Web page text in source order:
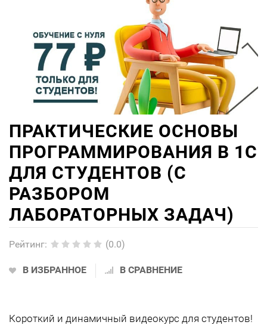
ПРАКТИЧЕСКИЕ ОСНОВЫ
ПРОГРАММИРОВАНИЯ В 1С
ДЛЯ СТУДЕНТОВ (С
РАЗБОРОМ
ЛАБОРАТОРНЫХ ЗАДАЧ)
Рейтинг: (0.0)
В ИЗБРАННОЕ В СРАВНЕНИЕ
Короткий и динамичный видеокурс для студентов!